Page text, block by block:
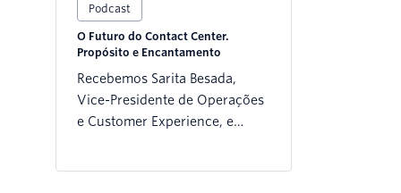
sobre a jornada da Grasi no
universo de Customer
Experience e o papel
estratégico do CX dentro da
CNH Industrial.
Podcast
O Futuro do Contact Center.
Propósito e Encantamento
Recebemos Sarita Besada,
Vice-Presidente de Operações
e Customer Experience, e